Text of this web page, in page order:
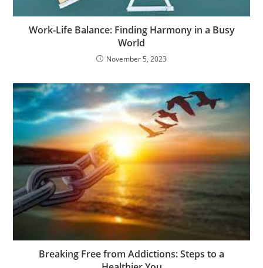
Work-Life Balance: Finding Harmony in a Busy
World
November 5, 2023
Breaking Free from Addictions: Steps to a